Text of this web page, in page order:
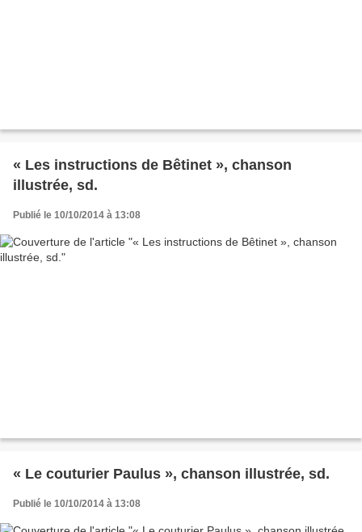
« Les instructions de Bêtinet », chanson
illustrée, sd.
Publié le 10/10/2014 à 13:08
« Le couturier Paulus », chanson illustrée, sd.
Publié le 10/10/2014 à 13:08